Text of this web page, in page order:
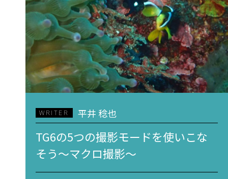
WRITER 平井 稔也
TG6の5つの撮影モードを使いこな
そう～マクロ撮影～